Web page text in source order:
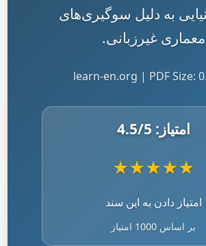
به دلیل سوگیری‌های
معماری غیرزبانی.
learn-en.org | PDF Size:
امتیاز: 4.5/5
★
★
★
★
★
امتیاز دادن به این سند
بر اساس 1000 امتیاز